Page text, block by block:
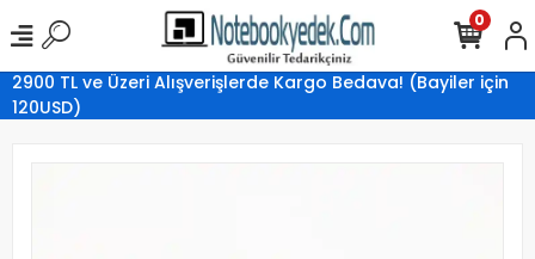
2900 TL ve Üzeri Alışverişlerde Kargo Bedava! (Bayiler için
120USD)
0